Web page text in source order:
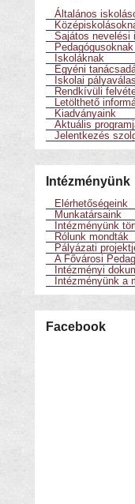
Általános
Sajátos nevelési
Pedagógusoknak
Iskoláknak
Egyéni
Iskolai
Rendkívüli
Letölthető
Kiadványaink
Aktuális
Jelentkezés
Intézményünk
Elérhetőségeink
Munkatársaink
Intézményünk
Rólunk mondták
Pályázati
A Fővárosi
Intézményi
Intézményünk a
Facebook